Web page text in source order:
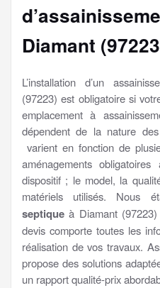
Diamant
L’installation d’un
(97223) est obligatoire si
emplacement à
dépendent de la nature
varient en fonction de
aménagements
dispositif ; le model, la
matériels utilisés. Nous
septique à Diamant
devis comporte toutes les
réalisation de vos travaux.
propose des solutions
un rapport qualité-prix